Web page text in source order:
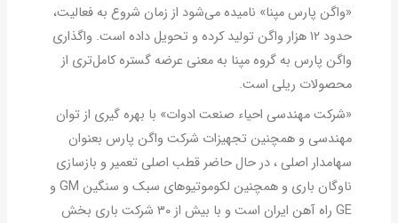
«واگن پارس مپنا» نامیده می‌شود از زمان شروع به فعالیت،
حدود ۱۲ هزار واگن تولید کرده و تحویل داده است. واگذاری
واگن پارس به گروه مپنا به معنی عرضه گستره کامل‌تری از
محصولات ریلی است.
«شرکت مهندسی احیاء صنعت ادوات» با بهره گیری از توان
مهندسی و همچنین تجهیزات شرکت واگن پارس بعنوان
سهامدار اصلی ، در حال حاضر قطب اصلی تعمیر و بازسازی
ناوگان باری و همچنین لکوموتیوهای سبک و سنگین GM و
GE راه آهن ایران است و با بیش از ۳۰ شرکت باری بخش